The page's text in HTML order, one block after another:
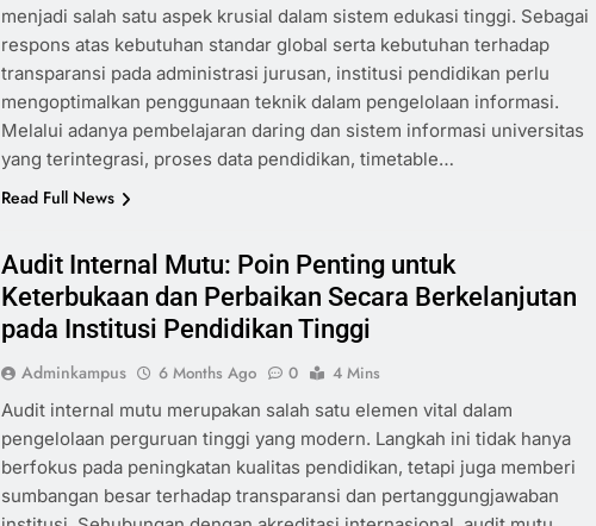
menjadi salah satu aspek krusial dalam sistem edukasi tinggi. Sebagai
respons atas kebutuhan standar global serta kebutuhan terhadap
transparansi pada administrasi jurusan, institusi pendidikan perlu
mengoptimalkan penggunaan teknik dalam pengelolaan informasi.
Melalui adanya pembelajaran daring dan sistem informasi universitas
yang terintegrasi, proses data pendidikan, timetable…
Read Full News
Audit Internal Mutu: Poin Penting untuk
Keterbukaan dan Perbaikan Secara Berkelanjutan
pada Institusi Pendidikan Tinggi
Adminkampus 6 Months Ago 0
4 Mins
Audit internal mutu merupakan salah satu elemen vital dalam
pengelolaan perguruan tinggi yang modern. Langkah ini tidak hanya
berfokus pada peningkatan kualitas pendidikan, tetapi juga memberi
sumbangan besar terhadap transparansi dan pertanggungjawaban